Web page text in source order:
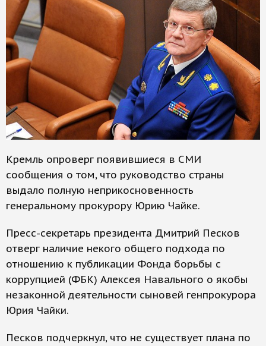
Кремль опроверг появившиеся в СМИ
сообщения о том, что руководство страны
выдало полную неприкосновенность
генеральному прокурору Юрию Чайке.
Пресс-секретарь президента Дмитрий Песков
отверг наличие некого общего подхода по
отношению к публикации Фонда борьбы с
коррупцией (ФБК) Алексея Навального о якобы
незаконной деятельности сыновей генпрокурора
Юрия Чайки.
Песков подчеркнул, что не существует плана по